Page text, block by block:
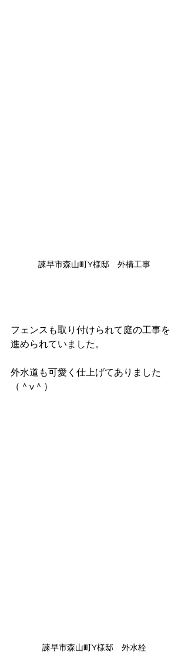
諫早市森山町Y様邸　外構工事
フェンスも取り付けられて庭の工事を
進められていました。
外水道も可愛く仕上げてありました
（＾ν＾）
諫早市森山町Y様邸　外水栓